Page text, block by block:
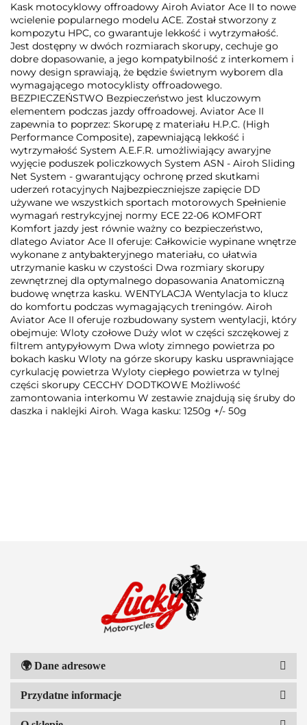
Kask motocyklowy offroadowy Airoh Aviator Ace II to nowe
wcielenie popularnego modelu ACE. Został stworzony z
kompozytu HPC, co gwarantuje lekkość i wytrzymałość.
Jest dostępny w dwóch rozmiarach skorupy, cechuje go
dobre dopasowanie, a jego kompatybilność z interkomem i
nowy design sprawiają, że będzie świetnym wyborem dla
wymagającego motocyklisty offroadowego.
BEZPIECZEŃSTWO Bezpieczeństwo jest kluczowym
elementem podczas jazdy offroadowej. Aviator Ace II
zapewnia to poprzez: Skorupę z materiału H.P.C. (High
Performance Composite), zapewniającą lekkość i
wytrzymałość System A.E.F.R. umożliwiający awaryjne
wyjęcie poduszek policzkowych System ASN - Airoh Sliding
Net System - gwarantujący ochronę przed skutkami
uderzeń rotacyjnych Najbezpieczniejsze zapięcie DD
używane we wszystkich sportach motorowych Spełnienie
wymagań restrykcyjnej normy ECE 22-06 KOMFORT
Komfort jazdy jest równie ważny co bezpieczeństwo,
dlatego Aviator Ace II oferuje: Całkowicie wypinane wnętrze
wykonane z antybakteryjnego materiału, co ułatwia
utrzymanie kasku w czystości Dwa rozmiary skorupy
zewnętrznej dla optymalnego dopasowania Anatomiczną
budowę wnętrza kasku. WENTYLACJA Wentylacja to klucz
do komfortu podczas wymagających treningów. Airoh
Aviator Ace II oferuje rozbudowany system wentylacji, który
obejmuje: Wloty czołowe Duży wlot w części szczękowej z
filtrem antypyłowym Dwa wloty zimnego powietrza po
bokach kasku Wloty na górze skorupy kasku usprawniające
cyrkulację powietrza Wyloty ciepłego powietrza w tylnej
części skorupy CECCHY DODTKOWE Możliwość
zamontowania interkomu W zestawie znajdują się śruby do
daszka i naklejki Airoh. Waga kasku: 1250g +/- 50g
🌍Dane adresowe
Przydatne informacje